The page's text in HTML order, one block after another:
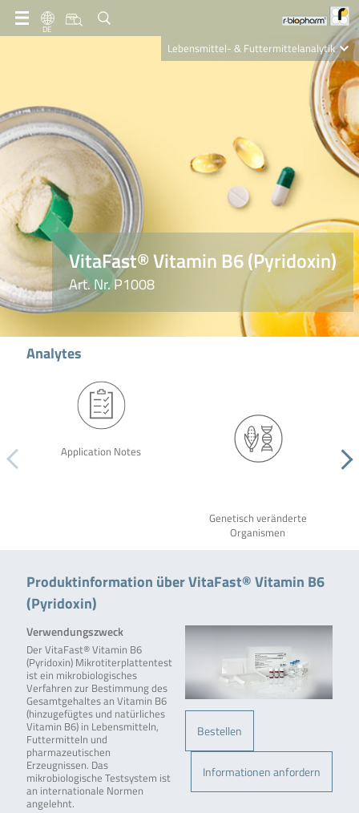
DE
Lebensmittel- & Futtermittelanalytik
VitaFast® Vitamin B6 (Pyridoxin)
Art. Nr. P1008
Analytes
Application Notes
Genetisch veränderte
Organismen
Produktinformation über VitaFast® Vitamin B6
(Pyridoxin)
Bestellen
Informationen anfordern
Verwendungszweck
Der VitaFast® Vitamin B6
(Pyridoxin) Mikrotiterplattentest
ist ein mikrobiologisches
Verfahren zur Bestimmung des
Gesamtgehaltes an Vitamin B6
(hinzugefügtes und natürliches
Vitamin B6) in Lebensmitteln,
Futtermitteln und
pharmazeutischen
Erzeugnissen. Das
mikrobiologische Testsystem ist
an internationale Normen
angelehnt.